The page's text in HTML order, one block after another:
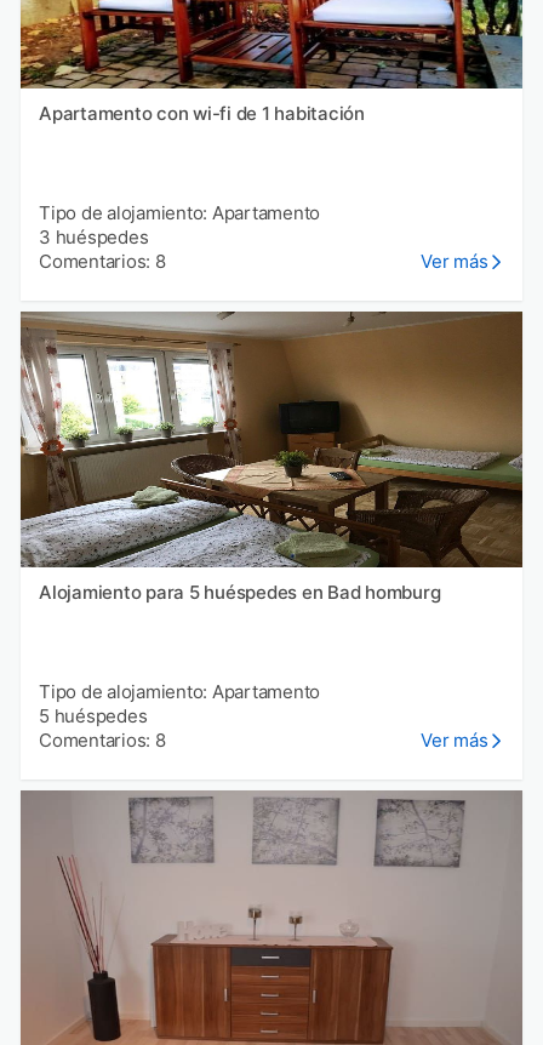
Apartamento con wi-fi de 1 habitación
Tipo de alojamiento: Apartamento
3 huéspedes
Comentarios: 8
Ver más
Alojamiento para 5 huéspedes en Bad homburg
Tipo de alojamiento: Apartamento
5 huéspedes
Comentarios: 8
Ver más